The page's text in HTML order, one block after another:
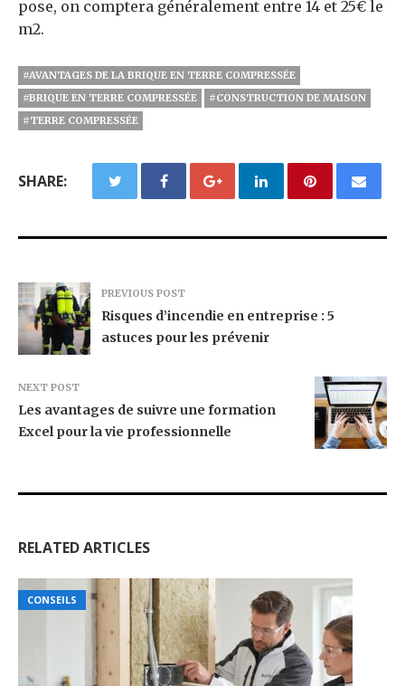
pose, on comptera généralement entre 14 et 25€ le
m2.
#AVANTAGES DE LA BRIQUE EN TERRE COMPRESSÉE
#BRIQUE EN TERRE COMPRESSÉE
#CONSTRUCTION DE MAISON
#TERRE COMPRESSÉE
SHARE:
PREVIOUS POST
Risques d’incendie en entreprise : 5
astuces pour les prévenir
NEXT POST
Les avantages de suivre une formation
Excel pour la vie professionnelle
RELATED ARTICLES
CONSEILS